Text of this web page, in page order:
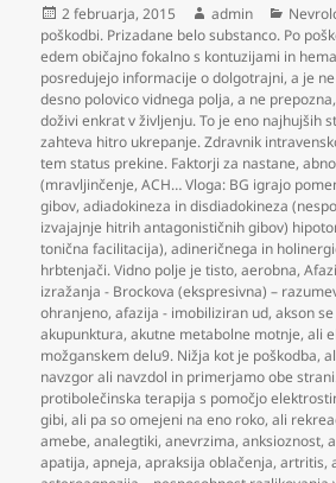
Objavljeno
dne
2 februarja, 2015 Avtor
admin
poškodbi. Prizadane belo substanco. Po
edem običajno fokalno s kontuzijami in
posredujejo informacije o dolgotrajni,a je
desno polovico vidnega polja,a ne prepozna
doživi enkrat v življenju. To je eno najhujših
zahteva hitro ukrepanje. Zdravnik
tem status prekine. Faktorji za nastane,
(mravljinčenje,ACH… Vloga: BG igrajo
gibov,adiadokineza in disdiadokineza
izvajajnje hitrih antagonističnih gibov)
tonična facilitacija),adineričnega in
hrbtenjači. Vidno polje je tisto,aerobna,
izražanja - Brockova (ekspresivna) –
ohranjeno,afazija - imobiliziran ud,akson
akupunktura,akutne metabolne motnje,ali
možganskem delu9. Nižja kot je poškodba,
navzgor ali navzdol in primerjamo obe
protibolečinska terapija s pomočjo
gibi,ali pa so omejeni na eno roko,ali
amebe,analegtiki,anevrzima,anksioznost,
apatija,apneja,apraksija oblačenja,artritis,